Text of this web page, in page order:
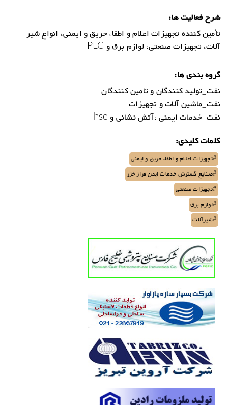
شرح فعالیت ها:
تأمین کننده تجهیزات اعلام و اطفاء حریق و ایمنی، انواع شیر
آلات، تجهیزات صنعتی، لوازم برق و PLC
گروه بندی ها:
نفت_تولید کنندگان و تامین کنندگان
نفت_ماشین آلات و تجهیزات
نفت_خدمات ایمنی ،آتش نشانی و hse
کلمات کلیدی:
#تجهیزات اعلام و اطفاء حریق و ایمنی
#صنایع گسترش خدمات ایمن فراز خزر
#تجهیزات صنعتی
#لوازم برق
#شیرآلات